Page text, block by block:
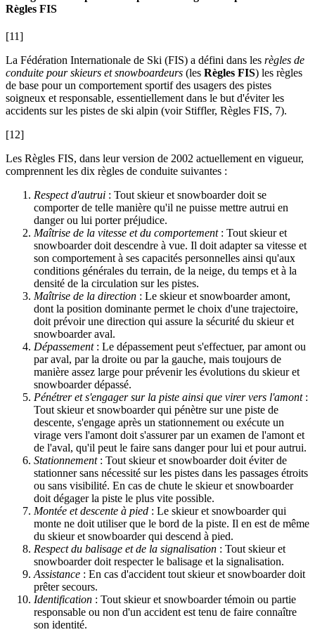
Règles FIS
[11]
La Fédération Internationale de Ski (FIS) a défini dans les règles de
conduite pour skieurs et snowboardeurs (les Règles FIS) les règles
de base pour un comportement sportif des usagers des pistes
soigneux et responsable, essentiellement dans le but d'éviter les
accidents sur les pistes de ski alpin (voir Stiffler, Règles FIS, 7).
[12]
Les Règles FIS, dans leur version de 2002 actuellement en vigueur,
comprennent les dix règles de conduite suivantes :
Respect d'autrui : Tout skieur et snowboarder doit se
comporter de telle manière qu'il ne puisse mettre autrui en
danger ou lui porter préjudice.
Maîtrise de la vitesse et du comportement: Tout skieur et
snowboarder doit descendre à vue. Il doit adapter sa vitesse et
son comportement à ses capacités personnelles ainsi qu'aux
conditions générales du terrain, de la neige, du temps et à la
densité de la circulation sur les pistes.
Maîtrise de la direction : Le skieur et snowboarder amont,
dont la position dominante permet le choix d'une trajectoire,
doit prévoir une direction qui assure la sécurité du skieur et
snowboarder aval.
Dépassement : Le dépassement peut s'effectuer, par amont ou
par aval, par la droite ou par la gauche, mais toujours de
manière assez large pour prévenir les évolutions du skieur et
snowboarder dépassé.
Pénétrer et s'engager sur la piste ainsi que virer vers l'amont:
Tout skieur et snowboarder qui pénètre sur une piste de
descente, s'engage après un stationnement ou exécute un
virage vers l'amont doit s'assurer par un examen de l'amont et
de l'aval, qu'il peut le faire sans danger pour lui et pour autrui.
Stationnement: Tout skieur et snowboarder doit éviter de
stationner sans nécessité sur les pistes dans les passages étroits
ou sans visibilité. En cas de chute le skieur et snowboarder
doit dégager la piste le plus vite possible.
Montée et descente à pied : Le skieur et snowboarder qui
monte ne doit utiliser que le bord de la piste. Il en est de même
du skieur et snowboarder qui descend à pied.
Respect du balisage et de la signalisation : Tout skieur et
snowboarder doit respecter le balisage et la signalisation.
Assistance : En cas d'accident tout skieur et snowboarder doit
prêter secours.
Identification : Tout skieur et snowboarder témoin ou partie
responsable ou non d'un accident est tenu de faire connaître
son identité.